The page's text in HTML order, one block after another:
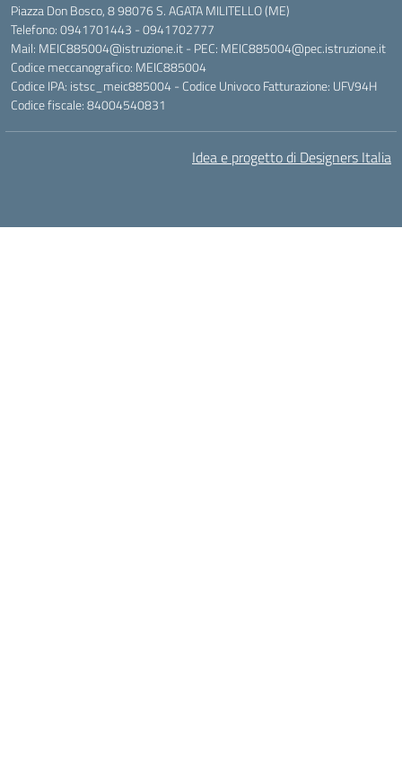
Piazza Don Bosco, 8 98076 S. AGATA MILITELLO (ME)
Telefono: 0941701443 - 0941702777
Mail: MEIC885004@istruzione.it - PEC: MEIC885004@pec.istruzione.it
Codice meccanografico: MEIC885004
Codice IPA: istsc_meic885004 - Codice Univoco Fatturazione: UFV94H
Codice fiscale: 84004540831
Idea e progetto di Designers Italia